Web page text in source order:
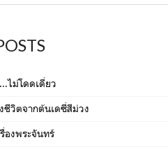
ไม่โดดเดี่ยว
ชีวิตจากต้นเดซี่สีม่วง
องพระจันทร์